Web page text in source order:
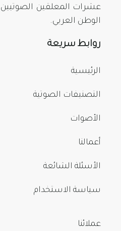
عشرات المعلقين
الوطن العربي.
روابط سريعة
الرئيسية
التصنيفات الصوتية
الأصوات
أعمالنا
الأسئلة الشائعة
سياسة الاستخدام
عملائنا